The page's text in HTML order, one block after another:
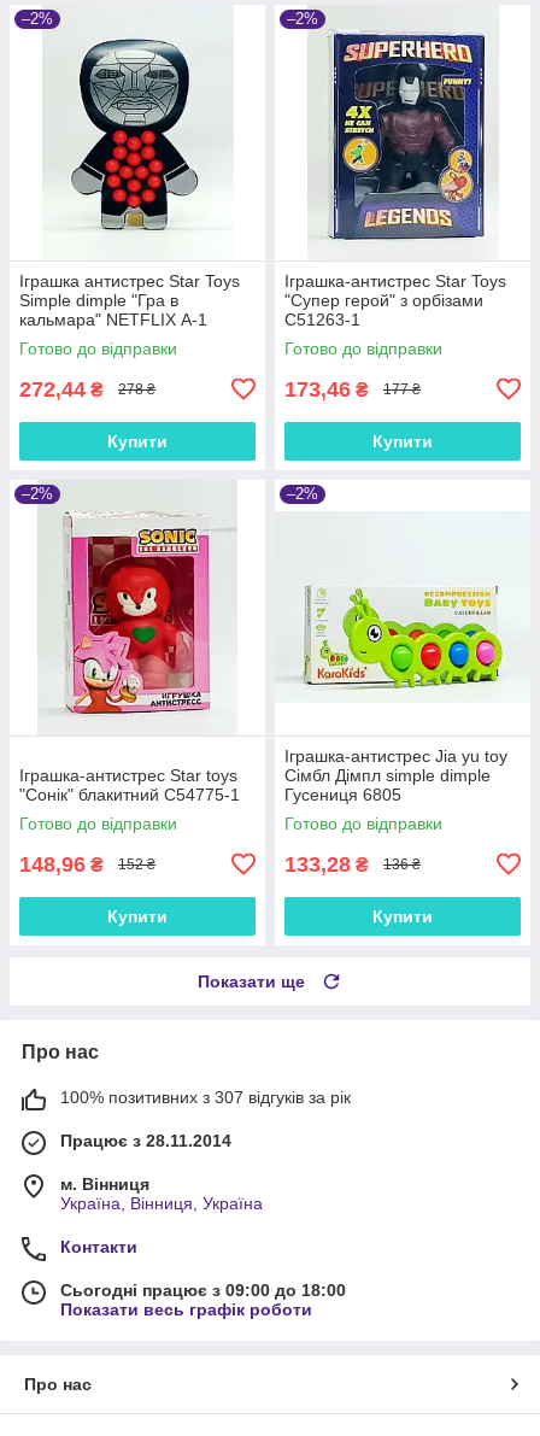
–2%
Іграшка антистрес Star Toys
Simple dimple "Гра в
кальмара" NETFLIX А-1
Готово до відправки
272,44 ₴ 278 ₴
Купити
–2%
Іграшка-антистрес Star Toys
"Супер герой" з орбізами
C51263-1
Готово до відправки
173,46 ₴ 177 ₴
Купити
–2%
Іграшка-антистрес Star toys
"Сонік" блакитний С54775-1
Готово до відправки
148,96 ₴ 152 ₴
Купити
–2%
Іграшка-антистрес Jia yu toy
Сімбл Дімпл simple dimple
Гусениця 6805
Готово до відправки
133,28 ₴ 136 ₴
Купити
Показати ще
Про нас
100% позитивних з 307 відгуків за рік
Працює з 28.11.2014
м. Вінниця
Україна, Вінниця, Україна
Контакти
Сьогодні працює з 09:00 до 18:00
Показати весь графік роботи
Про нас